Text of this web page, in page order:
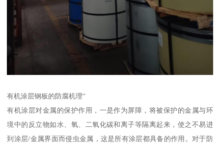
有机涂层钢板的防腐机理“
有机涂层对金属的保护作用，一是作为屏障，将被保护的金属与环
境中的反立物如水、氧、二氧化碳和离子等隔离起来，使之不易进
到涂层/金属界面而侵虫金属，这是所有涂层都具备的作用。对于防